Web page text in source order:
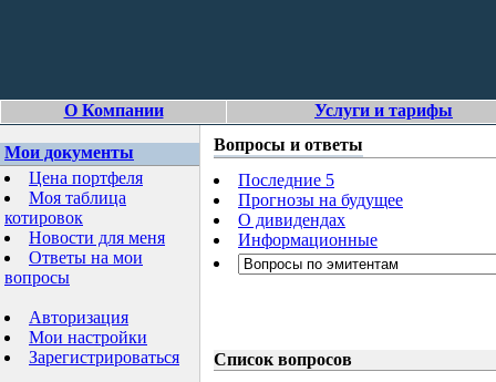
О Компании Услуги и тарифы
Мои документы
Цена портфеля
Моя таблица
котировок
Новости для меня
Ответы на мои
вопросы
Авторизация
Мои настройки
Зарегистрироваться
Вопросы и ответы
Последние 5
Прогнозы на будущее
О дивидендах
Информационные
Список вопросов